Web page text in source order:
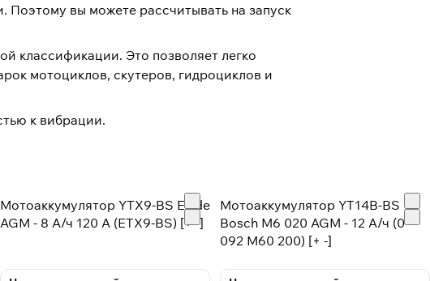
Поэтому вы можете рассчитывать на запуск
классификации. Это позволяет легко
мотоциклов, скутеров, гидроциклов и
к вибрации.
Мотоаккумулятор YTX9-BS Exide
AGM - 8 А/ч 120 А (ETX9-BS) [+ -]
Мотоаккумулятор YT14B-BS
Bosch M6 020 AGM - 12 А/ч (0
092 M60 200) [+ -]